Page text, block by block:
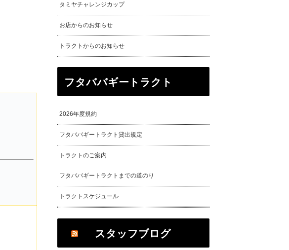
タミヤチャレンジカップ
お店からのお知らせ
トラクトからのお知らせ
フタババギートラクト
2026年度規約
フタババギートラクト貸出規定
トラクトのご案内
フタババギートラクトまでの道のり
トラクトスケジュール
スタッフブログ